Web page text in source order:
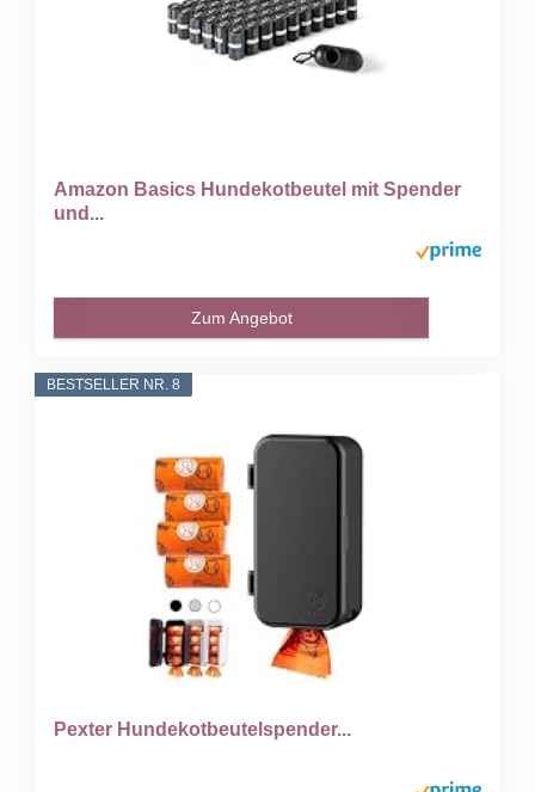
Amazon Basics Hundekotbeutel mit Spender
und...
Zum Angebot
BESTSELLER NR. 8
Pexter Hundekotbeutelspender...